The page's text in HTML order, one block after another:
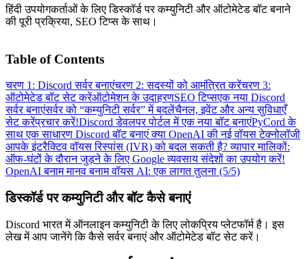
हिंदी उपयोगकर्ताओं के लिए डिस्कॉर्ड पर कम्युनिटी और ऑटोमेटेड बॉट बनाने
की पूरी प्रक्रिया, SEO टिप्स के साथ।
Table of Contents
चरण 1: Discord सर्वर बनाएंचरण 2: सदस्यों को आमंत्रित करेंचरण 3:
ऑटोमेटेड बॉट सेट करेंऑटोमेशन के उदाहरणSEO टिप्सएक नया Discord
सर्वर बनाएंसर्वर को “कम्युनिटी सर्वर” में बदलेंचैनल, इवेंट और अन्य सुविधाएँ
सेट करेंप्रचार करें!Discord डेवलपर पोर्टल में एक नया बॉट बनाएंPyCord के
साथ एक साधारण Discord बॉट बनाएंक्या OpenAI की नई वॉयस टेक्नोलॉजी
आपके इंटरैक्टिव वॉयस रिस्पांस (IVR) को बदल सकती है?व्यापार मालिकों:
ऑफ-घंटों के दौरान जुड़ने के लिए Google व्यवसाय संदेशों का उपयोग करें!
OpenAI बनाम मानव बनाम वॉयस AI: एक लागत तुलना (5/5)
डिस्कॉर्ड पर कम्युनिटी और बॉट कैसे बनाएं
Discord भारत में ऑनलाइन कम्युनिटी के लिए लोकप्रिय प्लेटफॉर्म है। इस
लेख में आप जानेंगे कि कैसे सर्वर बनाएं और ऑटोमेटेड बॉट सेट करें।